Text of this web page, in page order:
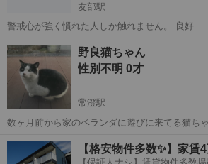
友部駅
警戒心が強く慣れた人しか触れません。 良好
茨城 水戸市 友部駅
野良猫ちゃん
性別不明 0才
常澄駅
数ヶ月前から家のベランダに遊びに来てる猫ち
いなのでなかなか保護に踏み切れません。警戒
茨城 水戸市 常澄駅 猫 健康状
【格安物件多数✨】家賃